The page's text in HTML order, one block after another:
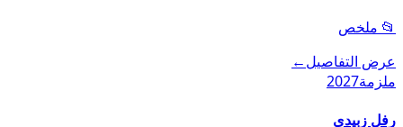
📂 ملخص
عرض التفاصيل←
ملزمة2027
رفل زبيدي